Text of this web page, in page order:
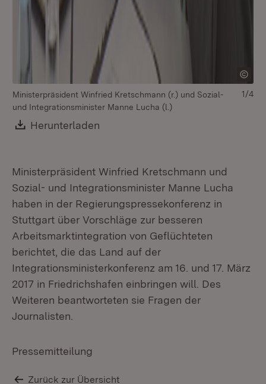
Ministerpräsident Winfried Kretschmann (r.) und Sozial-
und Integrationsminister Manne Lucha (l.)
Download:
Herunterladen
1/4
Ministerpräsident Winfried Kretschmann und
Sozial- und Integrationsminister Manne Lucha
haben in der Regierungspressekonferenz in
Stuttgart über Vorschläge zur besseren
Arbeitsmarktintegration von Geflüchteten
berichtet, die das Land auf der
Integrationsministerkonferenz am 16. und 17. März
2017 in Friedrichshafen einbringen will. Des
Weiteren beantworteten sie Fragen der
Journalisten.
Pressemitteilung
Zurück zur Übersicht